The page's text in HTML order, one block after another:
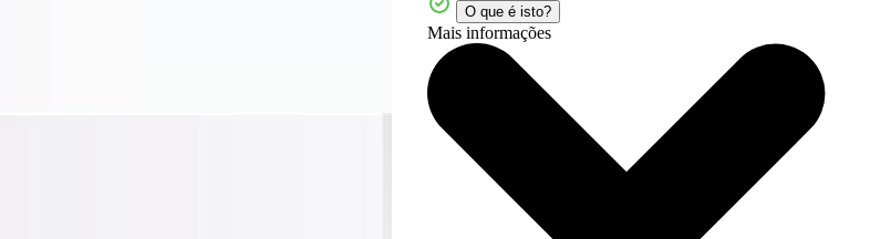
O que é isto?
Mais informações